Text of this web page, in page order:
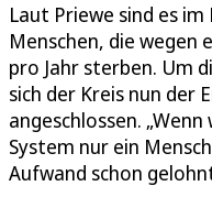
Laut Priewe sind es im
Menschen, die wegen
pro Jahr sterben. Um
sich der Kreis nun der
angeschlossen.
System nur ein
Aufwand schon